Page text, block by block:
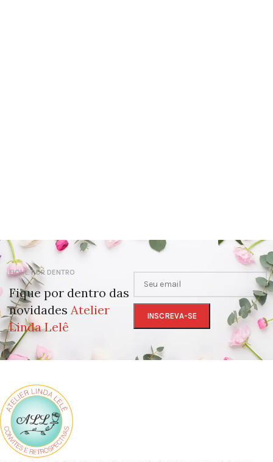
FIQUE POR DENTRO
Fique por dentro das
novidades Atelier
Linda Lelê